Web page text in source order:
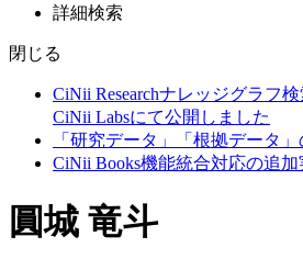
詳細検索
閉じる
CiNii Researchナレッジグラフ
CiNii Labsにて公開しました
「研究データ」「根拠データ
CiNii Books機能統合対応の追
圓城 竜斗